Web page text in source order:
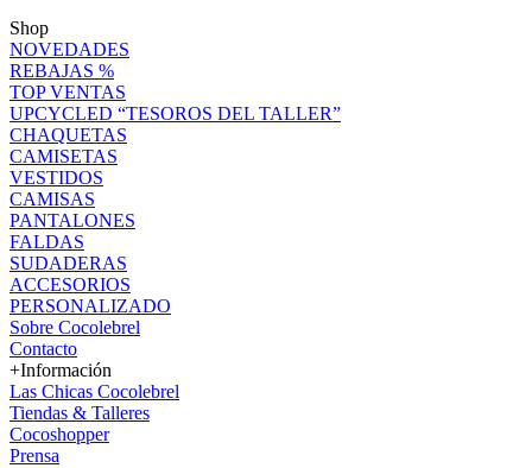
Shop
NOVEDADES
REBAJAS %
TOP VENTAS
UPCYCLED “TESOROS DEL TALLER”
CHAQUETAS
CAMISETAS
VESTIDOS
CAMISAS
PANTALONES
FALDAS
SUDADERAS
ACCESORIOS
PERSONALIZADO
Sobre Cocolebrel
Contacto
+Información
Las Chicas Cocolebrel
Tiendas & Talleres
Cocoshopper
Prensa